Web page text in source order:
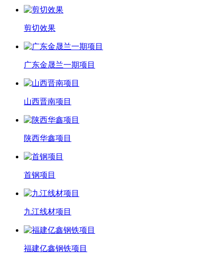
剪切效果
广东金晟兰一期项目
山西晋南项目
陕西华鑫项目
首钢项目
九江线材项目
福建亿鑫钢铁项目